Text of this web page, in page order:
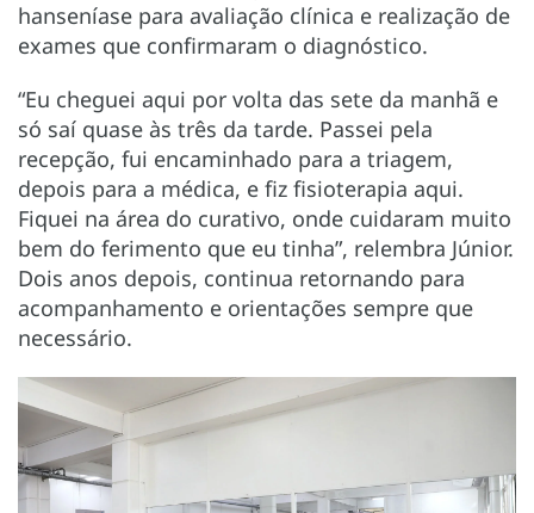
hanseníase para avaliação clínica e realização de
exames que confirmaram o diagnóstico.
“Eu cheguei aqui por volta das sete da manhã e
só saí quase às três da tarde. Passei pela
recepção, fui encaminhado para a triagem,
depois para a médica, e fiz fisioterapia aqui.
Fiquei na área do curativo, onde cuidaram muito
bem do ferimento que eu tinha”, relembra Júnior.
Dois anos depois, continua retornando para
acompanhamento e orientações sempre que
necessário.